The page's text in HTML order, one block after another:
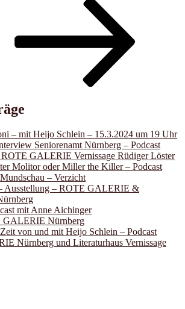
– mit Heijo Schlein – 15.3.2024 um 19 Uhr
Seniorenamt Nürnberg – Podcast
GALERIE Vernissage Rüdiger Löster
Molitor oder Miller the Killer – Podcast
– Verzicht
Ausstellung – ROTE GALERIE &
mit Anne Aichinger
GALERIE Nürnberg
von und mit Heijo Schlein – Podcast
Nürnberg und Literaturhaus Vernissage